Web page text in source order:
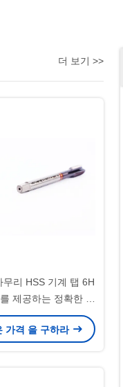
더 보기 >>
무리 HSS 기계 탭 6H
제공하는 정확한 가
을 위해 설계
가격 을 구하라